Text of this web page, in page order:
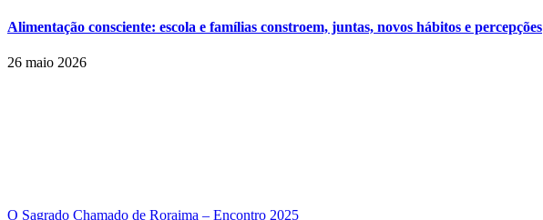
Alimentação consciente: escola e famílias constroem, juntas, novos hábitos e percepções
26 maio 2026
O Sagrado Chamado de Roraima – Encontro 2025